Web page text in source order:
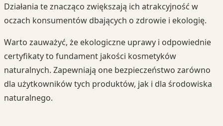
Działania te znacząco zwiększają ich atrakcyjność w
oczach konsumentów dbających o zdrowie i ekologię.
Warto zauważyć, że ekologiczne uprawy i odpowiednie
certyfikaty to fundament jakości kosmetyków
naturalnych. Zapewniają one bezpieczeństwo zarówno
dla użytkowników tych produktów, jak i dla środowiska
naturalnego.